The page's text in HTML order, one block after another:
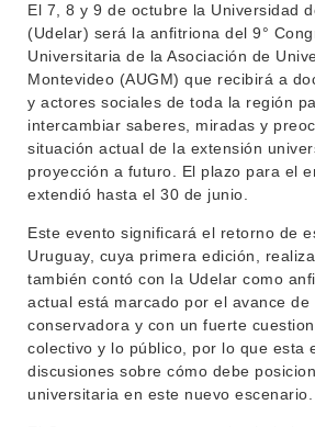
El 7, 8 y 9 de octubre la Universidad
(Udelar) será la anfitriona del 9°
Universitaria de la Asociación de
Montevideo (AUGM) que recibirá a
y actores sociales de toda la región
intercambiar saberes, miradas y
situación actual de la extensión
proyección a futuro. El plazo para el
extendió hasta el 30 de junio.
Este evento significará el retorno de
Uruguay, cuya primera edición,
también contó con la Udelar como
actual está marcado por el avance de
conservadora y con un fuerte
colectivo y lo público, por lo que esta
discusiones sobre cómo debe
universitaria en este nuevo escenario.